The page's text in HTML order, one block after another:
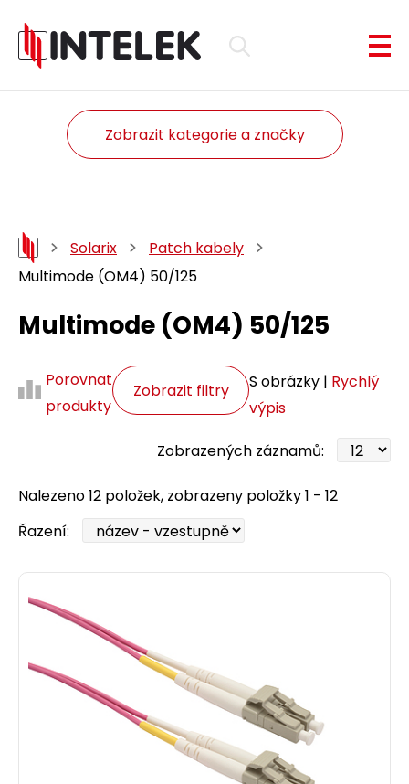
Zobrazit kategorie a značky
Solarix
Patch kabely
Multimode (OM4) 50/125
Multimode (OM4) 50/125
Porovnat
produkty
Zobrazit filtry S obrázky | Rychlý
výpis
Zobrazených záznamů:
Nalezeno 12 položek, zobrazeny položky 1 - 12
Řazení: